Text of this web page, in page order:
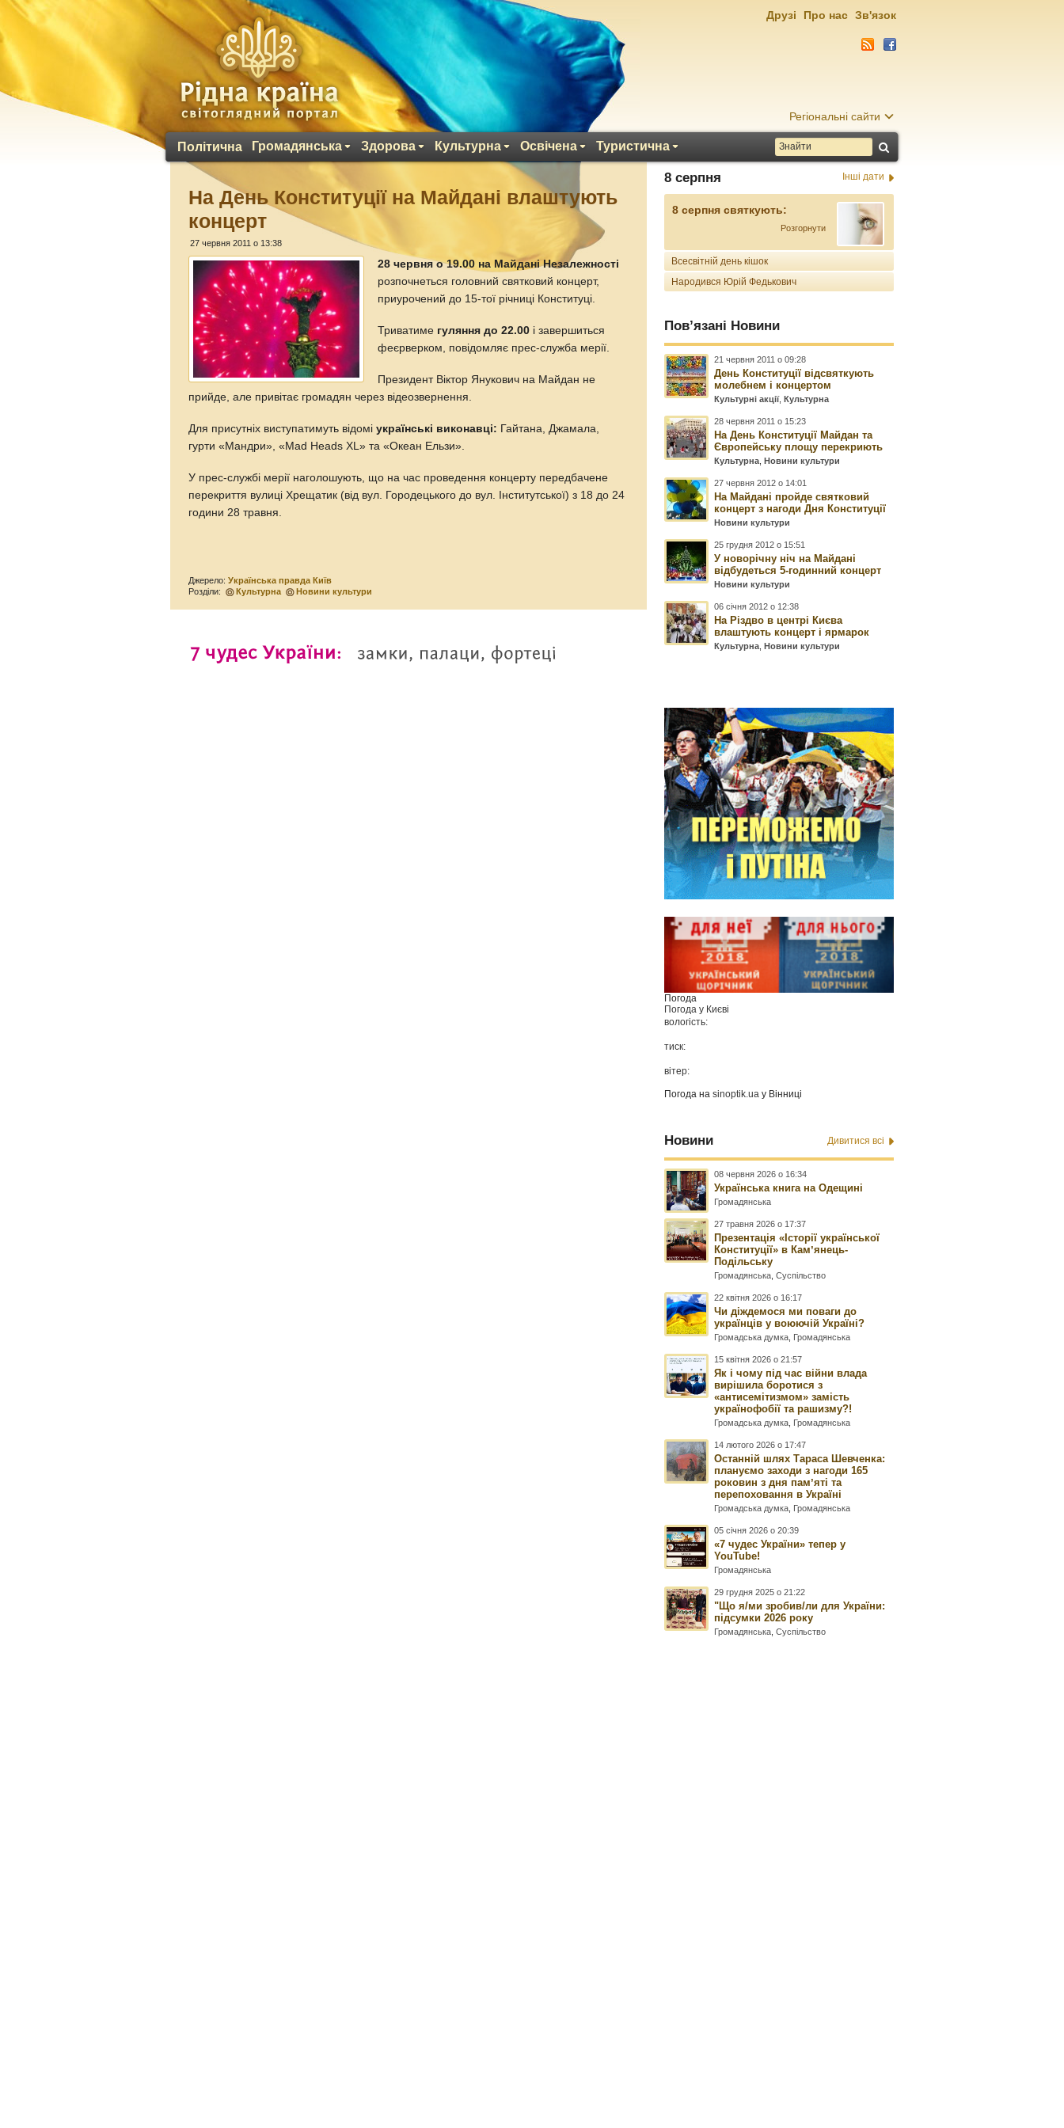
Регіональні сайти
Політична Громадянська Здорова Культурна Освічена Туристична
Друзі Про нас Зв'язок
На День Конституції на Майдані влаштують
концерт
27 червня 2011 о 13:38
28 червня о 19.00 на Майдані Незалежності
розпочнеться головний святковий концерт,
приурочений до 15-тої річниці Конституці.
Триватиме гуляння до 22.00 і завершиться
феєрверком, повідомляє прес-служба мерії.
Президент Віктор Янукович на Майдан не
прийде, але привітає громадян через відеозвернення.
Для присутніх виступатимуть відоміукраїнські виконавці: Гайтана, Джамала,
гурти «Мандри», «Mad Heads XL» та «Океан Ельзи».
У прес-службі мерії наголошують, що на час проведення концерту передбачене
перекриття вулиці Хрещатик (від вул. Городецького до вул. Інститутської) з 18 до 24
години 28 травня.
Джерело:Українська правда Київ
Розділи:
Культурна Новини культури
8 серпня Інші дати
8 серпня святкують:
Розгорнути
Всесвітній день кішок
Народився Юрій Федькович
Пов’язані Новини
21 червня 2011 о 09:28
День Конституції відсвяткують
молебнем і концертом
Культурні акції, Культурна
28 червня 2011 о 15:23
На День Конституції Майдан та
Європейську площу перекриють
Культурна Новини культури
27 червня 2012 о 14:01
На Майдані пройде святковий
концерт з нагоди Дня Конституції
Новини культури
25 грудня 2012 о 15:51
У новорічну ніч на Майдані
відбудеться 5-годинний концерт
Новини культури
06 січня 2012 о 12:38
На Різдво в центрі Києва
влаштують концерт і ярмарок
Культурна Новини культури
Погода
Погода у Києві
вологість:
тиск:
вітер:
Погода наsinoptik.ua у Вінниці
Новини Дивитися всі
08 червня 2026 о 16:34
Українська книга на Одещині
Громадянська
27 травня 2026 о 17:37
Презентація «Історії української
Конституції» в Камʼянець-
Подільську
Громадянська ,Суспільство
22 квітня 2026 о 16:17
Чи діждемося ми поваги до
українців у воюючій Україні?
Громадська думка Громадянська
15 квітня 2026 о 21:57
Як і чому під час війни влада
вирішила боротися з
«антисемітизмом» замість
українофобії та рашизму?!
Громадська думка Громадянська
14 лютого 2026 о 17:47
Останній шлях Тараса Шевченка:
плануємо заходи з нагоди 165
роковин з дня памʼяті та
перепоховання в Україні
Громадська думка Громадянська
05 січня 2026 о 20:39
«7 чудес України» тепер у
YouTube!
Громадянська
29 грудня 2025 о 21:22
"Що я/ми зробив/ли для України:
підсумки 2026 року
Громадянська ,Суспільство